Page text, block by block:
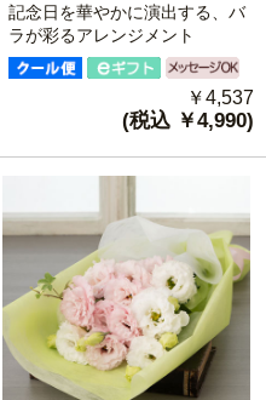
記念日を華やかに演出する、バ
ラが彩るアレンジメント
￥4,537
(税込 ￥4,990)